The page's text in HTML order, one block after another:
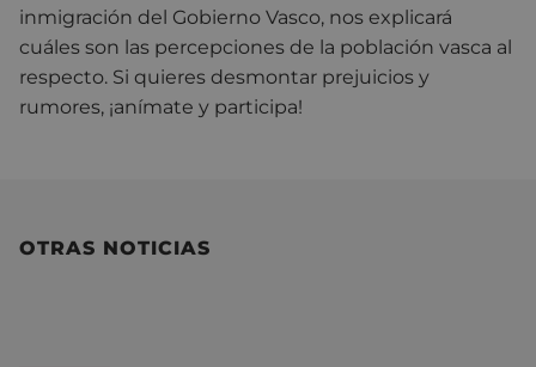
inmigración del Gobierno Vasco, nos explicará
cuáles son las percepciones de la población vasca al
respecto. Si quieres desmontar prejuicios y
rumores, ¡anímate y participa!
OTRAS NOTICIAS